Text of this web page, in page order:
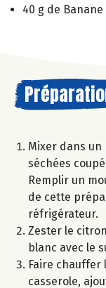
40 g de Banane
Mixer dans
séchées
Remplir un
de cette
réfrigérateur.
Zester le
blanc avec le
Faire chauffer
casserole,